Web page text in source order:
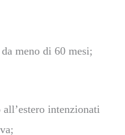
meno di 60 mesi;
intenzionati